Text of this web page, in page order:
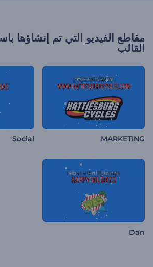
مقاطع الفيديو التي تم إنشاؤها
القالب
MARKETING
Social
Dan